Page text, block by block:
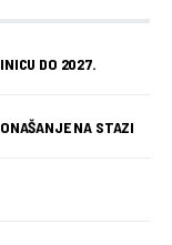
DO 2027.
NA STAZI